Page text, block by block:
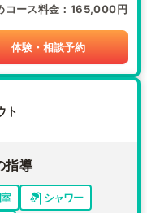
コース料金 165,000円
体験・相談予約
ト
指導
シャワー